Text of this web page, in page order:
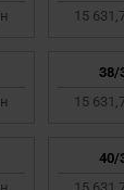
15
38/
15
40/